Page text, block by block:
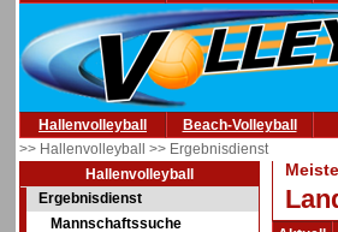
Hallenvolleyball Beach-Volleyball
>> Hallenvolleyball >> Ergebnisdienst
Hallenvolleyball
Ergebnisdienst
Mannschaftssuche